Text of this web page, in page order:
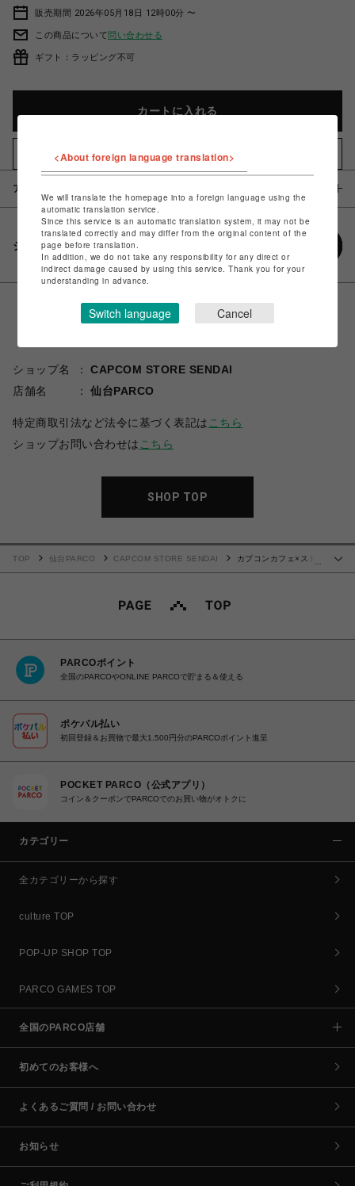
販売期間 2026年05月18日 12時00分 〜
この商品について問い合わせる
ギフト：ラッピング不可
カートに入れる
お気に入りアイテムに追加
アイテム説明 / 素材
シェアする
ショップ名
CAPCOM STORE SENDAI
店舗名
仙台PARCO
特定商取引法など法令に基づく表記は こちら
ショップお問い合わせは こちら
SHOP TOP
TOP 仙台PARCO CAPCOM STORE SENDAI
カプコンカフェ×スト
PARCOポイント
全国のPARCOやONLINE PARCOで貯まる＆使える
ポケパル払い
初回登録＆お買物で最大1,500円分のPARCOポイント進呈
POCKET PARCO（公式アプリ）
コイン＆クーポンでPARCOでのお買い物がオトクに
カテゴリー
全カテゴリーから探す
culture TOP
POP-UP SHOP TOP
PARCO GAMES TOP
全国のPARCO店舗
初めてのお客様へ
よくあるご質問 / お問い合わせ
お知らせ
<About foreign language translation>
We will translate the homepage into a foreign language using the
automatic translation service.
Since this service is an automatic translation system, it may not be
translated correctly and may differ from the original content of the
page before translation.
In addition, we do not take any responsibility for any direct or
indirect damage caused by using this service. Thank you for your
understanding in advance.
Switch language Cancel